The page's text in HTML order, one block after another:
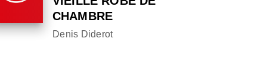
CHAMBRE
Denis Diderot